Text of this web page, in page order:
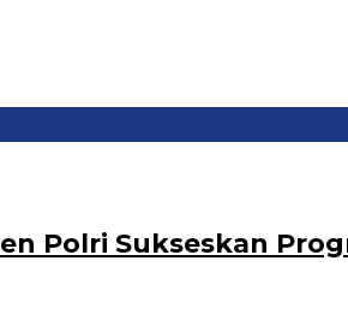
Polri Sukseskan